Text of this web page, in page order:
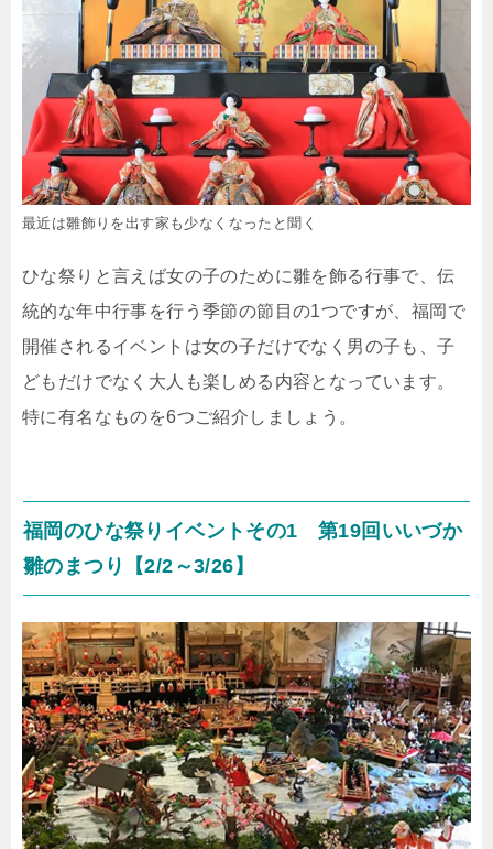
最近は雛飾りを出す家も少なくなったと聞く
ひな祭りと言えば女の子のために雛を飾る行事で、伝
統的な年中行事を行う季節の節目の1つですが、福岡で
開催されるイベントは女の子だけでなく男の子も、子
どもだけでなく大人も楽しめる内容となっています。
特に有名なものを6つご紹介しましょう。
福岡のひな祭りイベントその1 第19回いいづか
雛のまつり【2/2～3/26】